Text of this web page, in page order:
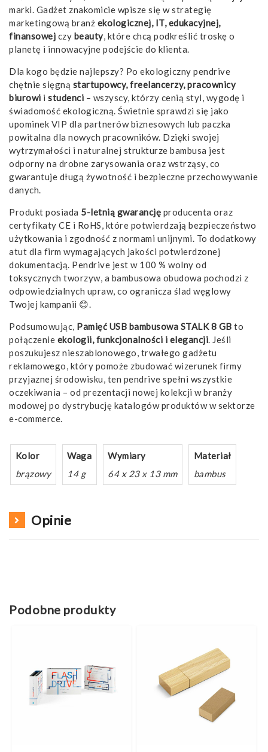
marki. Gadżet znakomicie wpisze się w strategię
marketingową branż ekologicznej, IT, edukacyjnej,
finansowej czy beauty, które chcą podkreślić troskę o
planetę i innowacyjne podejście do klienta.
Dla kogo będzie najlepszy? Po ekologiczny pendrive
chętnie sięgną startupowcy, freelancerzy, pracownicy
biurowi i studenci – wszyscy, którzy cenią styl, wygodę i
świadomość ekologiczną. Świetnie sprawdzi się jako
upominek VIP dla partnerów biznesowych lub paczka
powitalna dla nowych pracowników. Dzięki swojej
wytrzymałości i naturalnej strukturze bambusa jest
odporny na drobne zarysowania oraz wstrząsy, co
gwarantuje długą żywotność i bezpieczne przechowywanie
danych.
Produkt posiada 5-letnią gwarancję producenta oraz
certyfikaty CE i RoHS, które potwierdzają bezpieczeństwo
użytkowania i zgodność z normami unijnymi. To dodatkowy
atut dla firm wymagających jakości potwierdzonej
dokumentacją. Pendrive jest w 100 % wolny od
toksycznych tworzyw, a bambusowa obudowa pochodzi z
odpowiedzialnych upraw, co ogranicza ślad węglowy
Twojej kampanii 😊.
Podsumowując, Pamięć USB bambusowa STALK 8 GB to
połączenie ekologii, funkcjonalności i elegancji . Jeśli
poszukujesz nieszablonowego, trwałego gadżetu
reklamowego, który pomoże zbudować wizerunek firmy
przyjaznej środowisku, ten pendrive spełni wszystkie
oczekiwania – od prezentacji nowej kolekcji w branży
modowej po dystrybucję katalogów produktów w sektorze
e-commerce.
Kolor
brązowy
Waga
14 g
Wymiary
64 x 23 x 13 mm
Materiał
bambus
Opinie
Podobne produkty